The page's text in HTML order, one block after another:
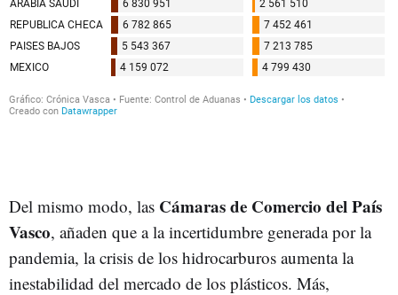
Del mismo modo, las Cámaras de Comercio del País
Vasco, añaden que a la incertidumbre generada por la
pandemia, la crisis de los hidrocarburos aumenta la
inestabilidad del mercado de los plásticos. Más,